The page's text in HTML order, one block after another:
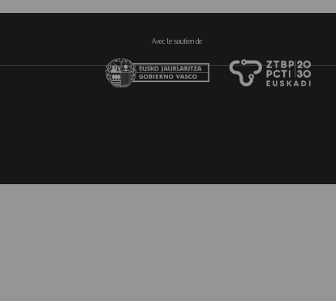
Avec le soutien de